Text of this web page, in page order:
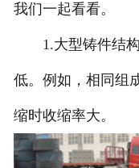
我们一起看看。
1.大型铸件结构
低。例如，相同组
缩时收缩率大。